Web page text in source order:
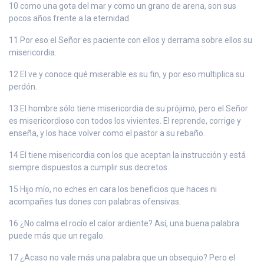
10 como una gota del mar y como un grano de arena, son sus
pocos años frente a la eternidad.
11 Por eso el Señor es paciente con ellos y derrama sobre ellos su
misericordia.
12 El ve y conoce qué miserable es su fin, y por eso multiplica su
perdón.
13 El hombre sólo tiene misericordia de su prójimo, pero el Señor
es misericordioso con todos los vivientes. El reprende, corrige y
enseña, y los hace volver como el pastor a su rebaño.
14 El tiene misericordia con los que aceptan la instrucción y está
siempre dispuestos a cumplir sus decretos.
15 Hijo mío, no eches en cara los beneficios que haces ni
acompañes tus dones con palabras ofensivas.
16 ¿No calma el rocío el calor ardiente? Así, una buena palabra
puede más que un regalo.
17 ¿Acaso no vale más una palabra que un obsequio? Pero el